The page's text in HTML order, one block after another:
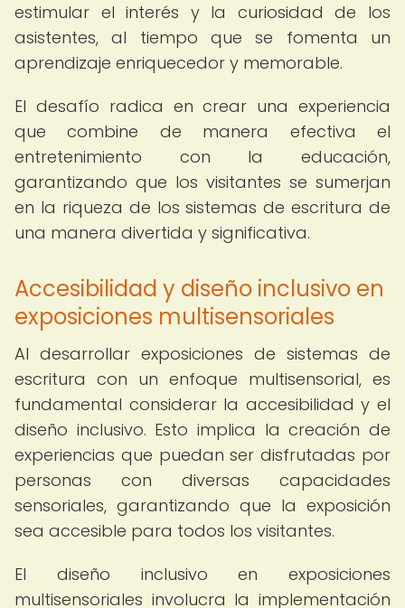
estimular el interés y la curiosidad de los
asistentes, al tiempo que se fomenta un
aprendizaje enriquecedor y memorable.
El desafío radica en crear una experiencia
que combine de manera efectiva el
entretenimiento con la educación,
garantizando que los visitantes se sumerjan
en la riqueza de los sistemas de escritura de
una manera divertida y significativa.
Accesibilidad y diseño inclusivo en
exposiciones multisensoriales
Al desarrollar exposiciones de sistemas de
escritura con un enfoque multisensorial, es
fundamental considerar la accesibilidad y el
diseño inclusivo. Esto implica la creación de
experiencias que puedan ser disfrutadas por
personas con diversas capacidades
sensoriales, garantizando que la exposición
sea accesible para todos los visitantes.
El diseño inclusivo en exposiciones
multisensoriales involucra la implementación